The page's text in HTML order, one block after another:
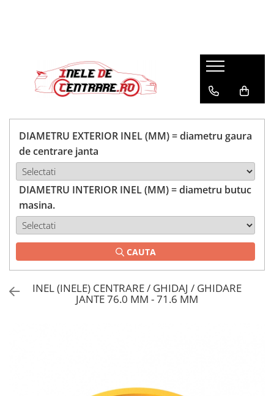
DIAMETRU EXTERIOR INEL (MM) = diametru gaura
de centrare janta
DIAMETRU INTERIOR INEL (MM) = diametru butuc
masina.
CAUTA
INEL (INELE) CENTRARE / GHIDAJ / GHIDARE
JANTE 76.0 MM - 71.6 MM